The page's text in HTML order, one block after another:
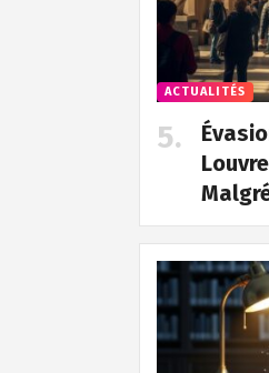
ACTUALITÉS